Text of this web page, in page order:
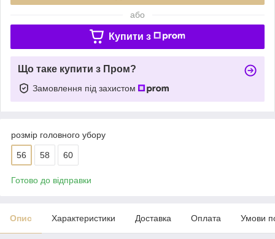
або
Купити з
Що таке купити з Пром?
Замовлення під захистом
розмір головного убору
56 58 60
Готово до відправки
Опис Характеристики Доставка Оплата Умови